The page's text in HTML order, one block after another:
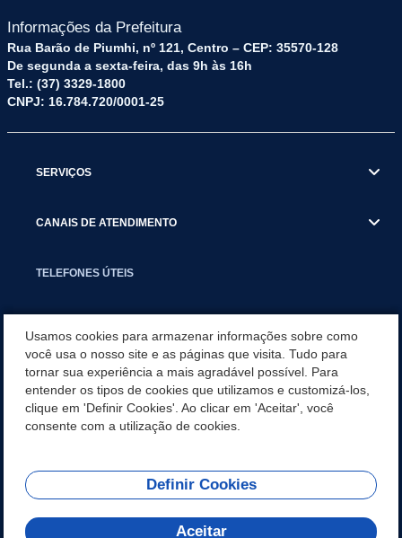
Informações da Prefeitura
Rua Barão de Piumhi, nº 121, Centro – CEP: 35570-128
De segunda a sexta-feira, das 9h às 16h
Tel.: (37) 3329-1800
CNPJ: 16.784.720/0001-25
SERVIÇOS
CANAIS DE ATENDIMENTO
TELEFONES ÚTEIS
NOTÍCIAS
APLICATIVO
REDES SOCIAIS
Usamos cookies para armazenar informações sobre como
você usa o nosso site e as páginas que visita. Tudo para
tornar sua experiência a mais agradável possível. Para
entender os tipos de cookies que utilizamos e customizá-los,
clique em 'Definir Cookies'. Ao clicar em 'Aceitar', você
consente com a utilização de cookies.
Definir Cookies
Aceitar